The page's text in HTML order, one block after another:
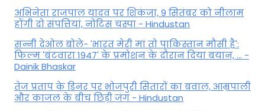
अभिनेता राजपाल यादव पर शिकंजा, 9 सितंबर को नीलाम
होंगी दो संपत्तियां, नोटिस चस्पा - Hindustan
सन्नी देओल बोले- 'भारत मेरी मां तो पाकिस्तान मौसी है':
फिल्म 'बंटवारा 1947' के प्रमोशन के दौरान दिया बयान, ... -
Dainik Bhaskar
तेज प्रताप के डिनर पर भोजपुरी सितारों का बवाल, आम्रपाली
और काजल के बीच छिड़ी जंग - Hindustan